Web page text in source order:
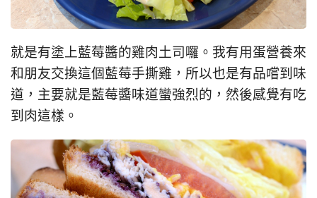
就是有塗上藍莓醬的雞肉土司囉。我有用蛋營養來
和朋友交換這個藍莓手撕雞，所以也是有品嚐到味
道，主要就是藍莓醬味道蠻強烈的，然後感覺有吃
到肉這樣。